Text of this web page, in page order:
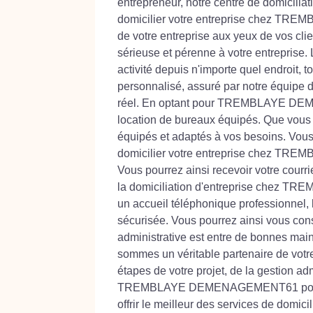
entrepreneur, notre centre de
domicilier votre entreprise chez
de votre entreprise aux yeux de vos
sérieuse et pérenne à votre
activité depuis n'importe quel endroit,
personnalisé, assuré par notre équipe
réel. En optant pour TREMBLAYE
location de bureaux équipés. Que
équipés et adaptés à vos besoins.
domicilier votre entreprise chez
Vous pourrez ainsi recevoir votre
la domiciliation d'entreprise chez
un accueil téléphonique
sécurisée. Vous pourrez ainsi vous
administrative est entre de bonnes
sommes un véritable partenaire de
étapes de votre projet, de la gestion
TREMBLAYE DEMENAGEMENT61
offrir le meilleur des services de